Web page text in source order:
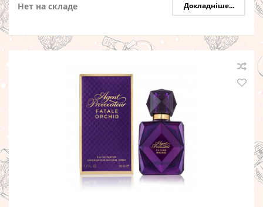
Нет на складе Докладніше...